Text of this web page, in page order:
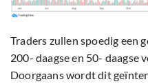
Traders zullen spoedig een
200- daagse en 50- daagse
Doorgaans wordt dit